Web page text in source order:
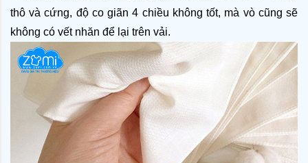
thô và cứng, độ co giãn 4 chiều không tốt, mà vò cũng sẽ
không có vết nhăn để lại trên vải.